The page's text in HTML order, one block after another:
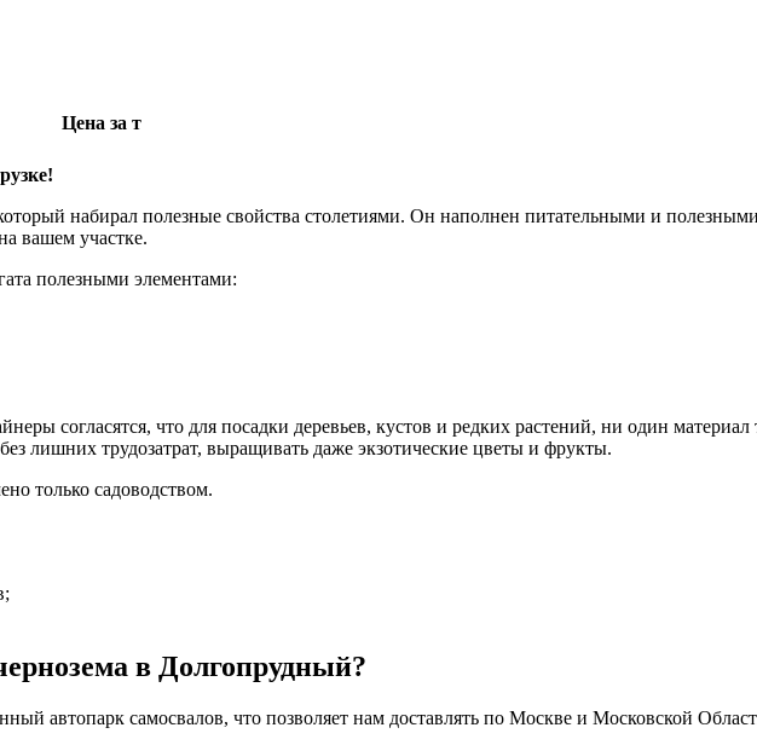
Цена за т
набирал полезные свойства столетиями. Он наполнен питательными и
вашем участке.
полезными элементами:
согласятся, что для посадки деревьев, кустов и редких растений, ни один
лишних трудозатрат, выращивать даже экзотические цветы и фрукты.
только садоводством.
в Долгопрудный?
автопарк самосвалов, что позволяет нам доставлять по Москве и Московской